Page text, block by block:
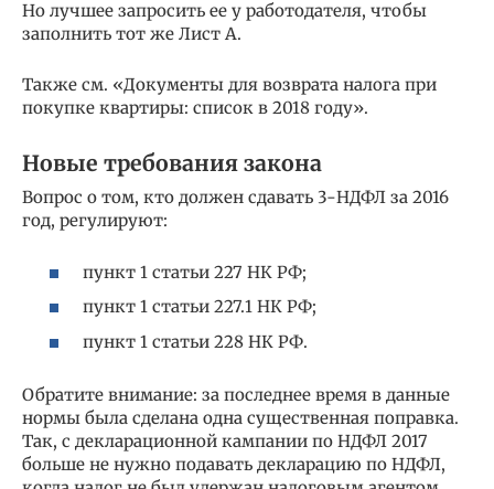
Но лучшее запросить ее у работодателя, чтобы
заполнить тот же Лист А.
Также см. «Документы для возврата налога при
покупке квартиры: список в 2018 году».
Новые требования закона
Вопрос о том, кто должен сдавать 3-НДФЛ за 2016
год, регулируют:
пункт 1 статьи 227 НК РФ;
пункт 1 статьи 227.1 НК РФ;
пункт 1 статьи 228 НК РФ.
Обратите внимание: за последнее время в данные
нормы была сделана одна существенная поправка.
Так, с декларационной кампании по НДФЛ 2017
больше не нужно подавать декларацию по НДФЛ,